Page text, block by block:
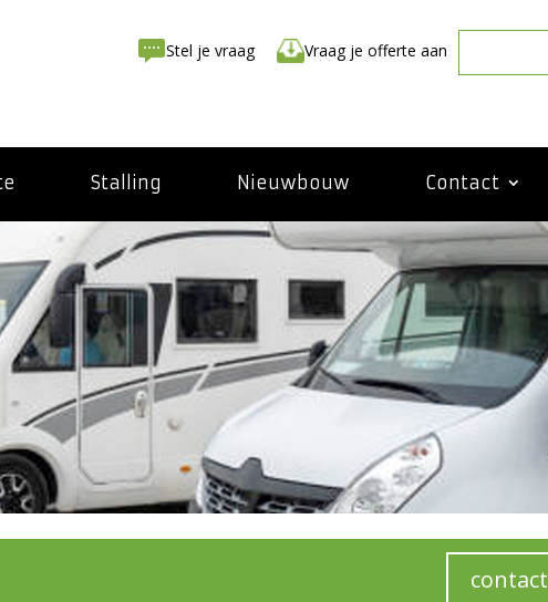
Stel je vraag Vraag je offerte aan
Stalling Nieuwbouw Contact
contact